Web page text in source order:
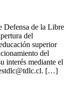
Defensa de la Libre
del
superior
del
interés mediante el
. […]